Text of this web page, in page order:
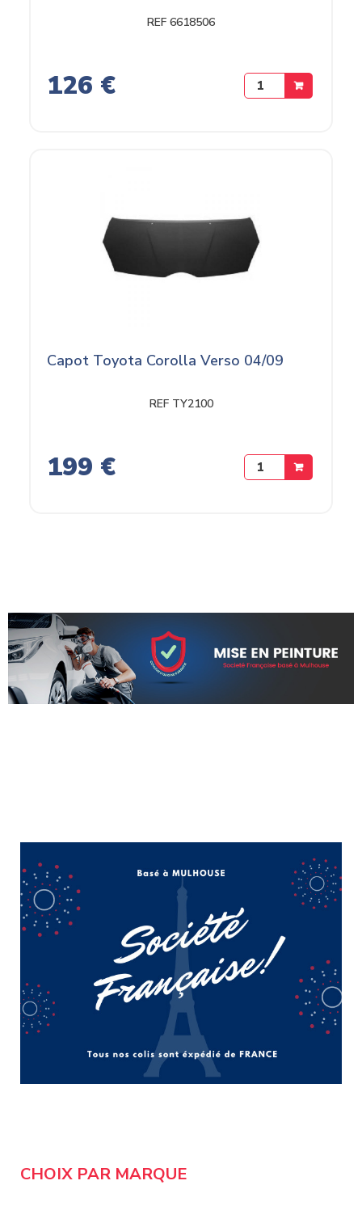
CHOIX PAR MARQUE
REF 6618506
126 €
Capot Toyota Corolla Verso 04/09
REF TY2100
199 €